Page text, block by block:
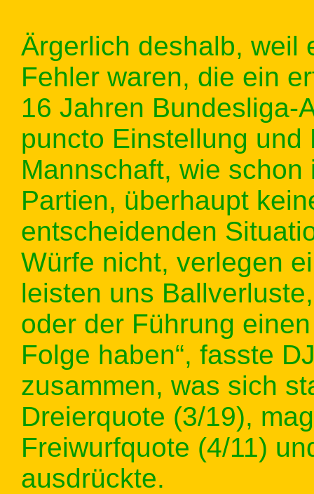
Ärgerlich deshalb, weil
Fehler waren, die ein
16 Jahren Bundesliga-
puncto Einstellung
Mannschaft, wie
Partien, überhaupt
entscheidenden
Würfe nicht, verlegen
leisten uns
oder der Führung
Folge haben“, fasste
zusammen, was sich
Dreierquote (3/19),
Freiwurfquote (4/11)
ausdrückte.